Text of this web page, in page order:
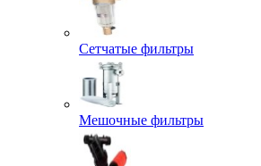
Сетчатые фильтры
Мешочные фильтры